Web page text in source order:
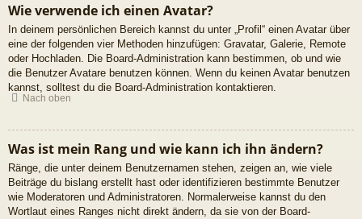
Wie verwende ich einen Avatar?
In deinem persönlichen Bereich kannst du unter „Profil“ einen Avatar über
eine der folgenden vier Methoden hinzufügen: Gravatar, Galerie, Remote
oder Hochladen. Die Board-Administration kann bestimmen, ob und wie
die Benutzer Avatare benutzen können. Wenn du keinen Avatar benutzen
kannst, solltest du die Board-Administration kontaktieren.
Nach oben
Was ist mein Rang und wie kann ich ihn ändern?
Ränge, die unter deinem Benutzernamen stehen, zeigen an, wie viele
Beiträge du bislang erstellt hast oder identifizieren bestimmte Benutzer
wie Moderatoren und Administratoren. Normalerweise kannst du den
Wortlaut eines Ranges nicht direkt ändern, da sie von der Board-